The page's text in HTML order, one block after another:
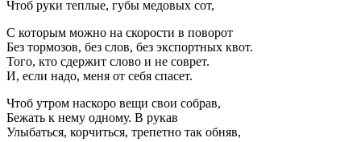
Чтоб руки теплые, губы медовых сот,
С которым можно на скорости в поворот
Без тормозов, без слов, без экспортных квот.
Того, кто сдержит слово и не соврет.
И, если надо, меня от себя спасет.
Чтоб утром наскоро вещи свои собрав,
Бежать к нему одному. В рукав
Улыбаться, корчиться, трепетно так обняв,